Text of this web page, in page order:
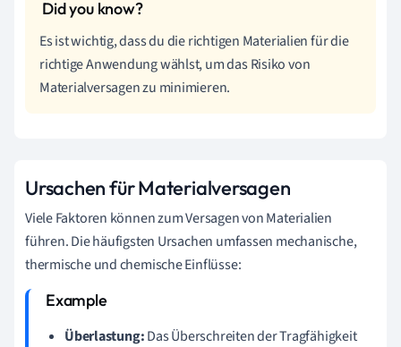
Es ist wichtig, dass du die richtigen Materialien für die
richtige Anwendung wählst, um das Risiko von
Materialversagen zu minimieren.
Ursachen für Materialversagen
Viele Faktoren können zum Versagen von Materialien
führen. Die häufigsten Ursachen umfassen mechanische,
thermische und chemische Einflüsse:
Überlastung:Das Überschreiten der Tragfähigkeit